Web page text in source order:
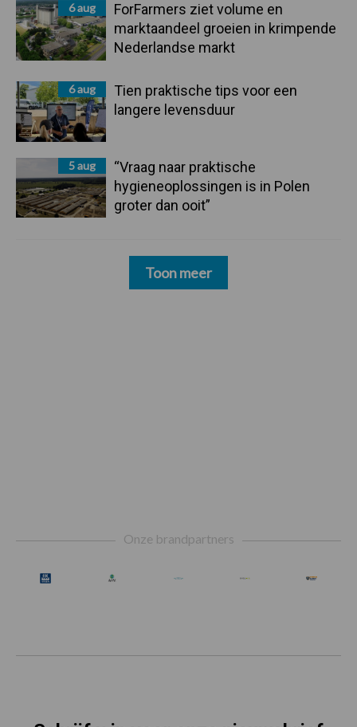
6 aug
ForFarmers ziet volume en
marktaandeel groeien in krimpende
Nederlandse markt
6 aug
Tien praktische tips voor een
langere levensduur
5 aug
“Vraag naar praktische
hygieneoplossingen is in Polen
groter dan ooit”
Toon meer
Onze brandpartners